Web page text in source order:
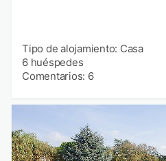
Tipo de alojamiento: Casa
6 huéspedes
Comentarios: 6